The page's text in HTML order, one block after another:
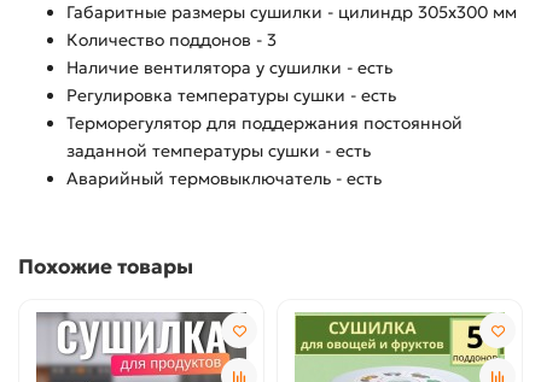
Габаритные размеры сушилки - цилиндр 305х300 мм
Количество поддонов - 3
Наличие вентилятора у сушилки - есть
Регулировка температуры сушки - есть
Терморегулятор для поддержания постоянной
заданной температуры сушки - есть
Аварийный термовыключатель - есть
Похожие товары